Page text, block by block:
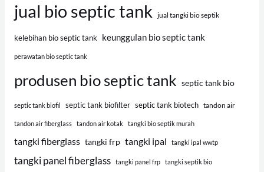
jual bio septic tank jual tangki bio septik
kelebihan bio septic tank keunggulan bio septic tank
perawatan bio septic tank
produsen bio septic tank septic tank bio
septic tank biofil septic tank biofilter septic tank biotech tandon air
tandon air fiberglass tandon air kotak tangki bio septik murah
tangki fiberglass tangki frp tangki ipal tangki ipal wwtp
tangki panel fiberglass tangki panel frp tangki septik bio